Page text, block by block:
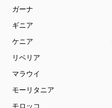
ガーナ
ギニア
ケニア
リベリア
マラウイ
モーリタニア
モロッコ